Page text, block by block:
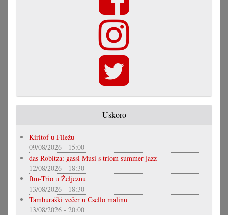
Uskoro
Kiritof u Filežu
09/08/2026 - 15:00
das Robitza: gassl Musi s triom summer jazz
12/08/2026 - 18:30
ftm-Trio u Željeznu
13/08/2026 - 18:30
Tamburaški večer u Csello malinu
13/08/2026 - 20:00